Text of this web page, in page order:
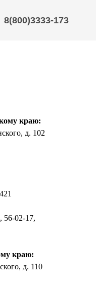
8(800)3333-173
краю:
д. 102
56-02-17,
краю:
д. 110